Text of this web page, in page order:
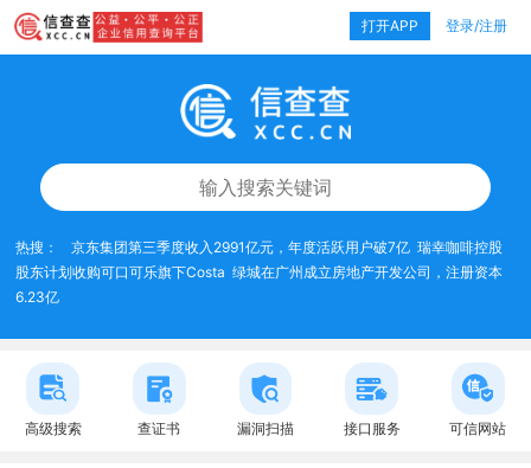
打开APP 登录/注册
热搜： 京东集团第三季度收入2991亿元，年度活跃用户破7亿 瑞幸咖啡控股
股东计划收购可口可乐旗下Costa 绿城在广州成立房地产开发公司，注册资本
6.23亿
高级搜索 查证书 漏洞扫描 接口服务 可信网站